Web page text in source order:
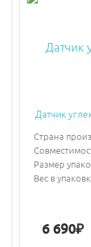
Датчик
Страна
Размер
Вес в
6 690₽